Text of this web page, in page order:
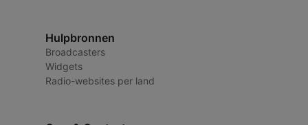
Hulpbronnen
Broadcasters
Widgets
Radio-websites per land